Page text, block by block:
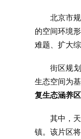
北京市
的空间环境
难题、扩大
街区规
生态空间为
复生态涵养
其中，
镇。该片区